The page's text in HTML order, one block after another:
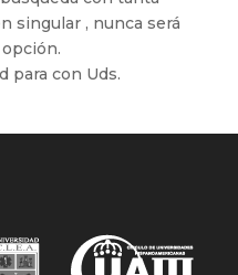
singular , nunca será
para con Uds.